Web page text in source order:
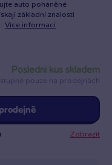
auto poháněné
základní znalosti
Více informací
poslední kus skladem
pouze na prodejnách
Zobrazit